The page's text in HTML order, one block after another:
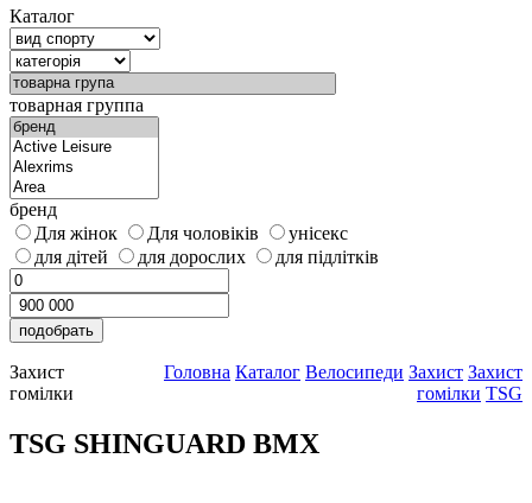
Каталог
товарная группа
бренд
Для жінок
Для чоловіків
унісекс
для дітей
для дорослих для підлітків
Захист
гомілки
Головна Каталог Велосипеди Захист Захист
гомілки TSG
TSG SHINGUARD BMX